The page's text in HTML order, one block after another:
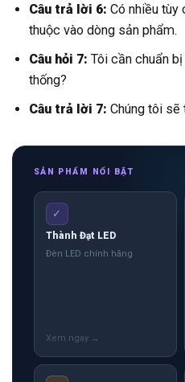
Câu trả lời 6: Có nhiều tùy
thuộc vào dòng sản phẩm.
Câu hỏi 7: Tôi cần chuẩn
thống?
Câu trả lời 7: Chúng tôi sẽ
SẢN PHẨM NỔI BẬT
✓
Thành Đạt LED
Đèn LED chính hãng